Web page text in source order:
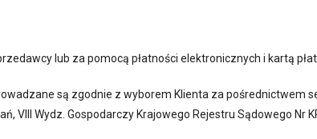
lub za pomocą płatności elektronicznych i kartą
są zgodnie z wyborem Klienta za pośrednictwem
VIII Wydz. Gospodarczy Krajowego Rejestru Sądowego Nr